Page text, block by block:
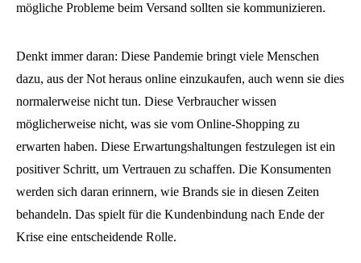
mögliche Probleme beim Versand sollten sie kommunizieren.
Denkt immer daran: Diese Pandemie bringt viele Menschen
dazu, aus der Not heraus online einzukaufen, auch wenn sie dies
normalerweise nicht tun. Diese Verbraucher wissen
möglicherweise nicht, was sie vom Online-Shopping zu
erwarten haben. Diese Erwartungshaltungen festzulegen ist ein
positiver Schritt, um Vertrauen zu schaffen. Die Konsumenten
werden sich daran erinnern, wie Brands sie in diesen Zeiten
behandeln. Das spielt für die Kundenbindung nach Ende der
Krise eine entscheidende Rolle.